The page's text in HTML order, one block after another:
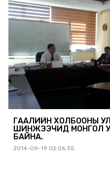
ГААЛИЙН ХОЛБООНЫ
ШИНЖЭЭЧИД МОНГОЛ
БАЙНА.
2014-09-19 02:06:35